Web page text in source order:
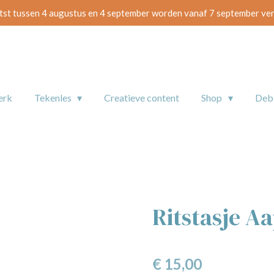
tussen 4 augustus en 4 september worden vanaf 7 september
Tekenles Creatieve content Shop Deb
Ritstasje
€ 15,00